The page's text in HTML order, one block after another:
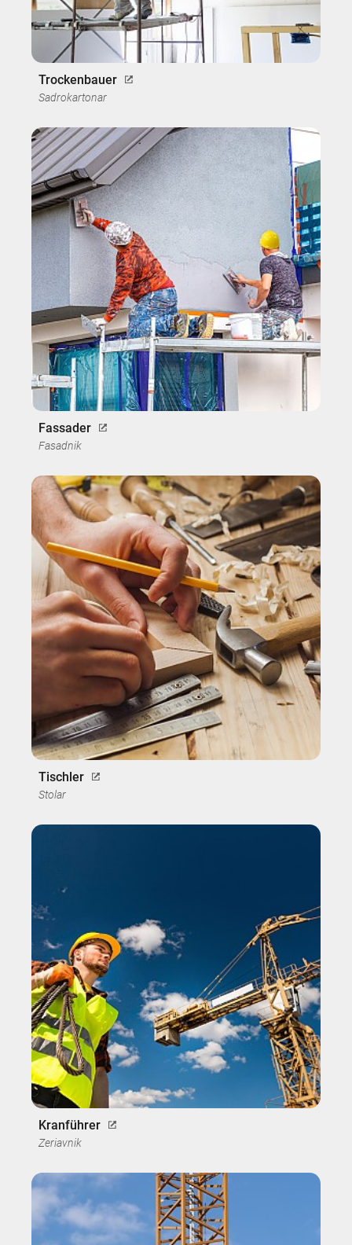
Trockenbauer
Sadrokartonar
Fassader
Fasadnik
Tischler
Stolar
Kranführer
Zeriavnik